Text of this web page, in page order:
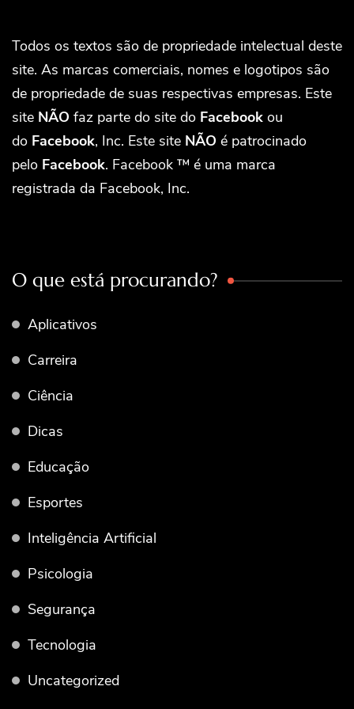
Todos os textos são de propriedade intelectual deste
site. As marcas comerciais, nomes e logotipos são
de propriedade de suas respectivas empresas. Este
site NÃO faz parte do site do Facebook ou
do Facebook, Inc. Este site NÃO é patrocinado
pelo Facebook. Facebook ™ é uma marca
registrada da Facebook, Inc.
O que está procurando?
Aplicativos
Carreira
Ciência
Dicas
Educação
Esportes
Inteligência Artificial
Psicologia
Segurança
Tecnologia
Uncategorized